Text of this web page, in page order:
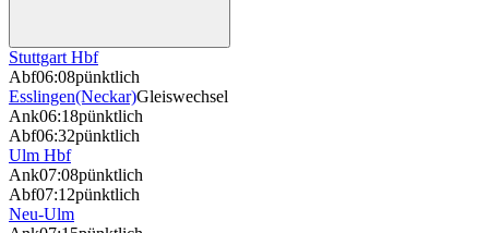
Stuttgart Hbf
Abf06:08pünktlich
Esslingen(Neckar)Gleiswechsel
Ank06:18pünktlich
Abf06:32pünktlich
Ulm Hbf
Ank07:08pünktlich
Abf07:12pünktlich
Neu-Ulm